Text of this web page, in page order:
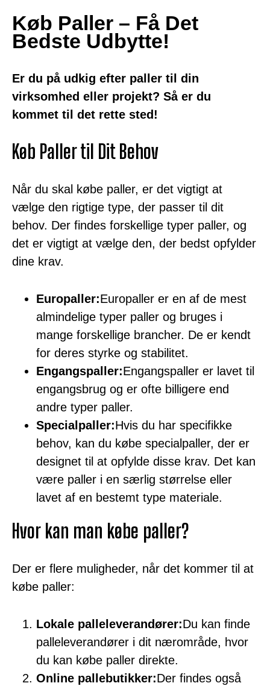
Køb Paller – Få Det
Bedste Udbytte!
Er du på udkig efter paller til din
virksomhed eller projekt? Så er du
kommet til det rette sted!
Køb Paller til Dit Behov
Når du skal købe paller, er det vigtigt at
vælge den rigtige type, der passer til dit
behov. Der findes forskellige typer paller, og
det er vigtigt at vælge den, der bedst opfylder
dine krav.
Europaller:Europaller er en af de mest
almindelige typer paller og bruges i
mange forskellige brancher. De er kendt
for deres styrke og stabilitet.
Engangspaller:Engangspaller er lavet til
engangsbrug og er ofte billigere end
andre typer paller.
Specialpaller:Hvis du har specifikke
behov, kan du købe specialpaller, der er
designet til at opfylde disse krav. Det kan
være paller i en særlig størrelse eller
lavet af en bestemt type materiale.
Hvor kan man købe paller?
Der er flere muligheder, når det kommer til at
købe paller:
Lokale palleleverandører:Du kan finde
palleleverandører i dit nærområde, hvor
du kan købe paller direkte.
Online pallebutikker:Der findes også